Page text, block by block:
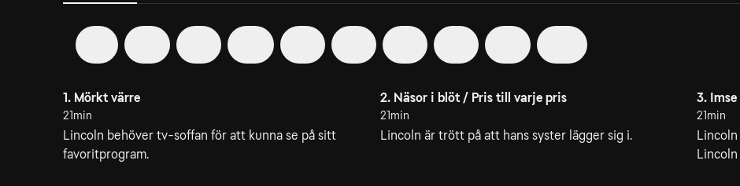
1. Mörkt värre
21min
Lincoln behöver tv-soffan för att kunna se på sitt
favoritprogram.
2. Näsor i blöt / Pris till varje pris
21min
Lincoln är trött på att hans syster lägger sig i.
3.
21min
Lincoln